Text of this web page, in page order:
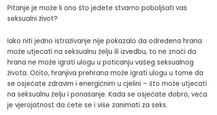
Pitanje je može li ono što jedete stvarno poboljšati vaš
seksualni život?
Iako niti jedno istraživanje nije pokazalo da određena hrana
može utjecati na seksualnu želju ili izvedbu, to ne znači da
hrana ne može igrati ulogu u poticanju vašeg seksualnog
života. Očito, hranjiva prehrana može igrati ulogu u tome da
se osjećate zdravim i energičnim u cjelini – što može utjecati
na seksualnu želju i ponašanje. Kada se osjećate dobro, veća
je vjerojatnost da ćete se i više zanimati za seks.